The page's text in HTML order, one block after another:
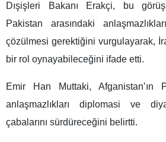
Dışişleri Bakanı Erakçi, bu
Pakistan arasındaki
çözülmesi gerektiğini vurgulayarak,
bir rol oynayabileceğini ifade etti.
Emir Han Muttaki, Afganistan’ın
anlaşmazlıkları diplomasi ve
çabalarını sürdüreceğini belirtti.